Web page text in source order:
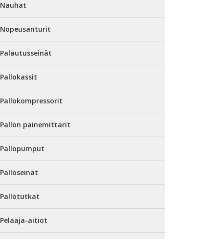
Nauhat
Nopeusanturit
Palautusseinät
Pallokassit
Pallokompressorit
Pallon painemittarit
Pallopumput
Palloseinät
Pallotutkat
Pelaaja-aitiot